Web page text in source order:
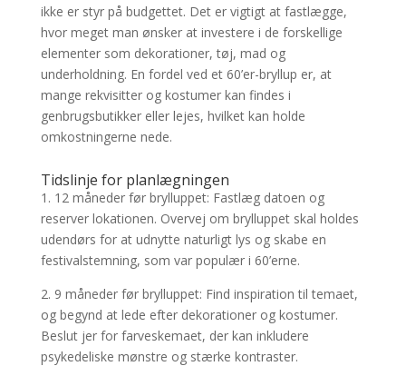
ikke er styr på budgettet. Det er vigtigt at fastlægge,
hvor meget man ønsker at investere i de forskellige
elementer som dekorationer, tøj, mad og
underholdning. En fordel ved et 60’er-bryllup er, at
mange rekvisitter og kostumer kan findes i
genbrugsbutikker eller lejes, hvilket kan holde
omkostningerne nede.
Tidslinje for planlægningen
1. 12 måneder før brylluppet: Fastlæg datoen og
reserver lokationen. Overvej om brylluppet skal holdes
udendørs for at udnytte naturligt lys og skabe en
festivalstemning, som var populær i 60’erne.
2. 9 måneder før brylluppet: Find inspiration til temaet,
og begynd at lede efter dekorationer og kostumer.
Beslut jer for farveskemaet, der kan inkludere
psykedeliske mønstre og stærke kontraster.